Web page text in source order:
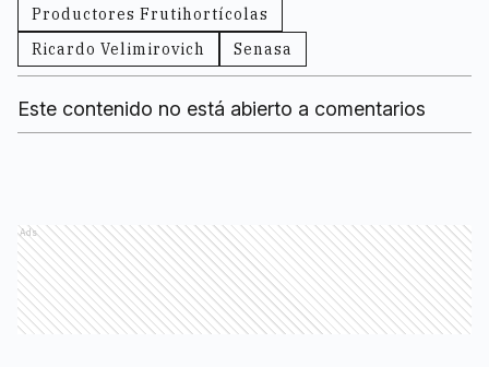
Productores Frutihortícolas
Ricardo Velimirovich
Senasa
Este contenido no está abierto a comentarios
Ads